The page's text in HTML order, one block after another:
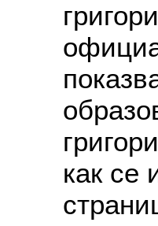
как се